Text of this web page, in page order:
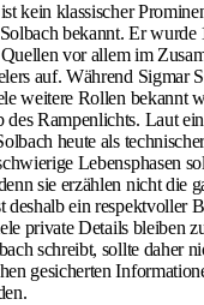
kein klassischer
bekannt. Er wurde
vor allem im
auf. Während Sigmar
weitere Rollen bekannt
des Rampenlichts. Laut
heute als
Lebensphasen
sie erzählen nicht die
deshalb ein respektvoller
private Details bleiben
schreibt, sollte daher
gesicherten